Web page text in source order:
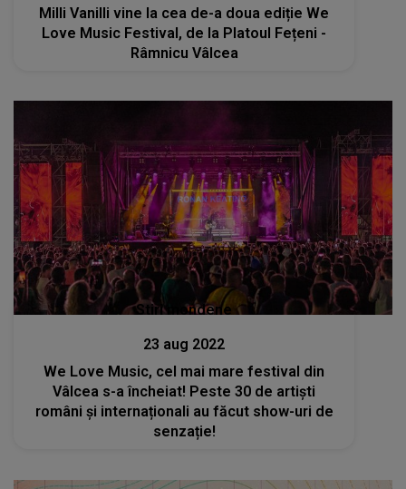
Milli Vanilli vine la cea de-a doua ediție We
Love Music Festival, de la Platoul Fețeni -
Râmnicu Vâlcea
Stiri mondene
23 aug 2022
We Love Music, cel mai mare festival din
Vâlcea s-a încheiat! Peste 30 de artiști
români și internaționali au făcut show-uri de
senzație!